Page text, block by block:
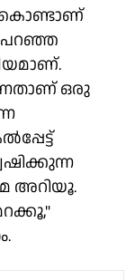
കൊണ്ടാണ്
പറഞ്ഞ
ഒരു
അറിയൂ.